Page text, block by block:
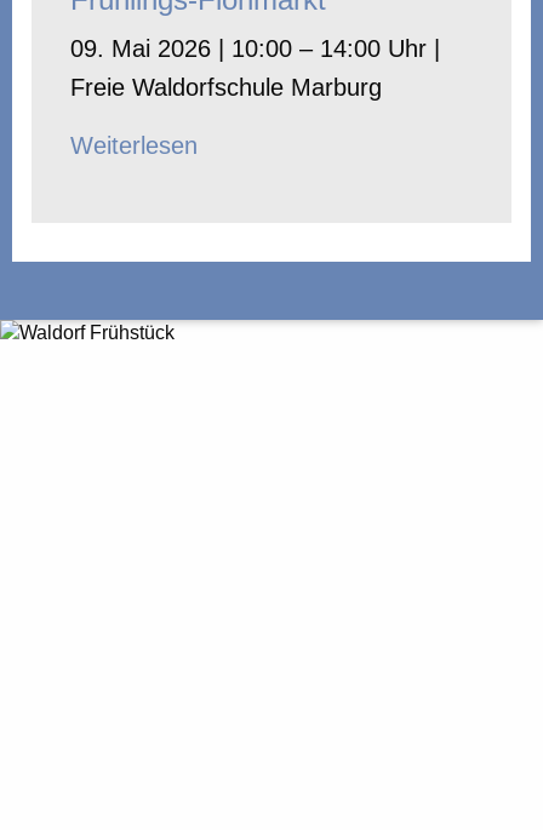
09. Mai 2026 | 10:00 – 14:00 Uhr |
Freie Waldorfschule Marburg
Weiterlesen